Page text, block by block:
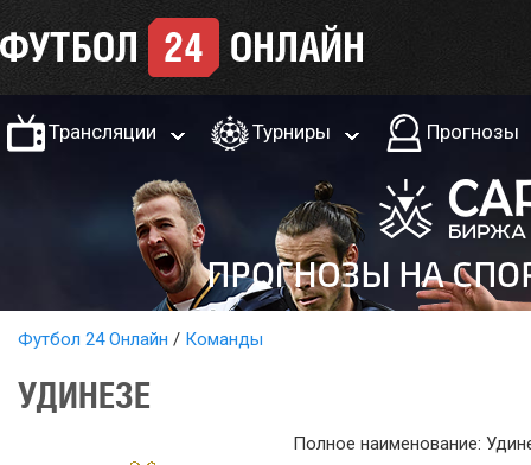
Трансляции Турниры Прогнозы
Футбол 24 Онлайн Команды
УДИНЕЗЕ
Полное наименование: